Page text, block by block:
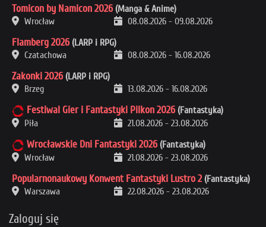
Tomicon by Namicon 2026 (Manga & Anime)
Wrocław
08.08.2026 - 09.08.2026
Flamberg 2026 (LARP i RPG)
Czatachowa
08.08.2026 - 16.08.2026
Zakonki 2026 (LARP i RPG)
Brzeg
13.08.2026 - 16.08.2026
Festiwal Gier i Fantastyki Pilkon 2026 (Fantastyka)
Piła
21.08.2026 - 23.08.2026
Wrocławskie Dni Fantastyki 2026 (Fantastyka)
Wrocław
21.08.2026 - 23.08.2026
Popularnonaukowy Konwent Fantastyki Lustro 2 (Fantastyka)
Warszawa
22.08.2026 - 23.08.2026
Zaloguj się